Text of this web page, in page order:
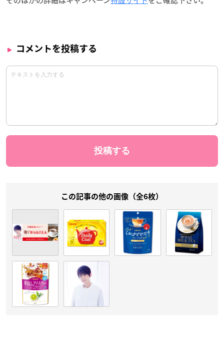
コメントを投稿する
この記事の他の画像（全6枚）